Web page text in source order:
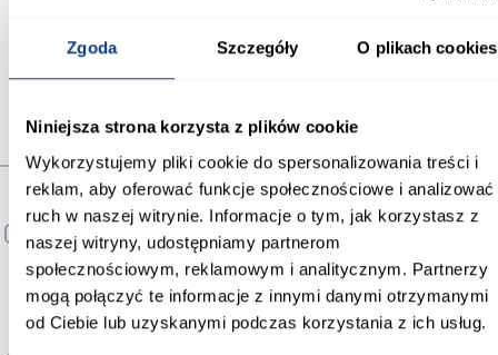
Zgoda Szczegóły O plikach cookies
Niniejsza strona korzysta z plików cookie
Wykorzystujemy pliki cookie do spersonalizowania treści i
reklam, aby oferować funkcje społecznościowe i analizować
ruch w naszej witrynie. Informacje o tym, jak korzystasz z
naszej witryny, udostępniamy partnerom
społecznościowym, reklamowym i analitycznym. Partnerzy
mogą połączyć te informacje z innymi danymi otrzymanymi
od Ciebie lub uzyskanymi podczas korzystania z ich usług.
Produkty alternatywne
PORÓWNAJ